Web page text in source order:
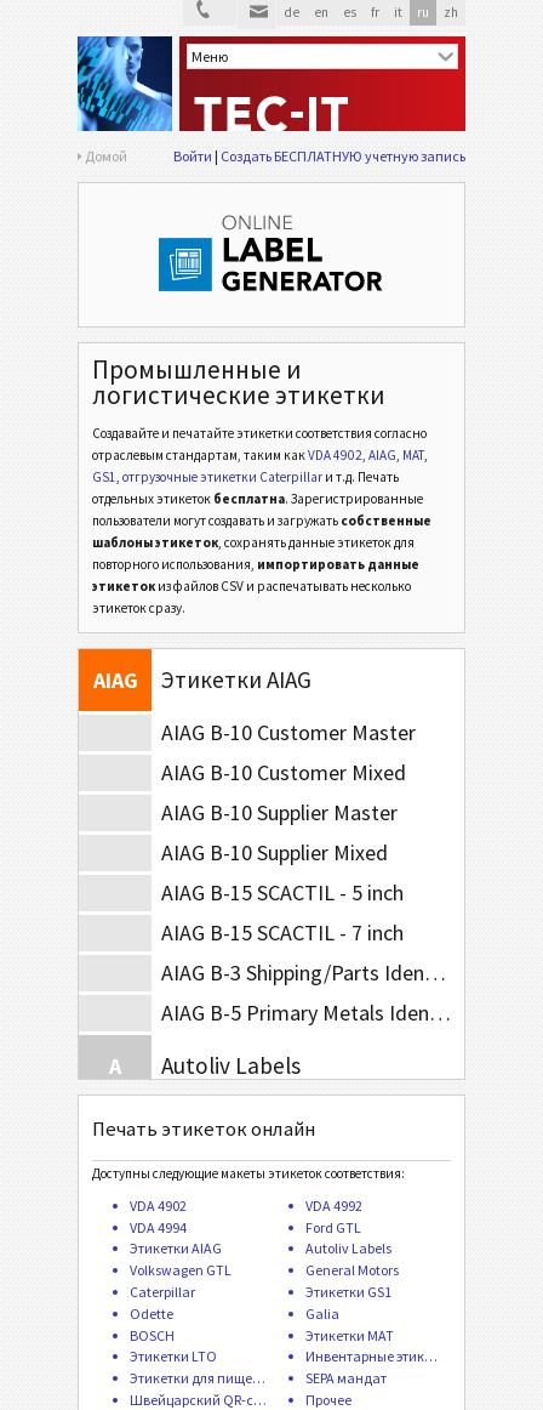
de en es fr it ru zh
Домой Войти Создать БЕСПЛАТНУЮ учетную запись
Промышленные и
логистические этикетки
Создавайте и печатайте этикетки соответствия согласно
отраслевым стандартам, таким какVDA 4902, AIAG, MAT,
GS1, отгрузочные этикетки Caterpillar и т.д. Печать
отдельных этикеток бесплатна. Зарегистрированные
пользователи могут создавать и загружать собственные
шаблоны этикеток, сохранять данные этикеток для
повторного использования, импортировать данные
этикеток из файлов CSV и распечатывать несколько
этикеток сразу.
VDA VDA 4992
VDA VDA 4994
F Ford GTL
AIAG Этикетки AIAG
AIAG B-10 Customer Master
AIAG B-10 Customer Mixed
AIAG B-10 Supplier Master
AIAG B-10 Supplier Mixed
AIAG B-15 SCACTIL - 5 inch
AIAG B-15 SCACTIL - 7 inch
AIAG B-3 Shipping/Parts Identification Label
AIAG B-5 Primary Metals Identification Tag
A
Autoliv Labels
VW Volkswagen GTL
GM General Motors
CAT Caterpillar
GS1 Этикетки GS1
O Odette
Печать этикеток онлайн
Доступны следующие макеты этикеток соответствия:
VDA 4902
VDA 4992
VDA 4994
Ford GTL
Этикетки AIAG
Autoliv Labels
Volkswagen GTL
General Motors
Caterpillar
Этикетки GS1
Odette
Galia
BOSCH
Этикетки MAT
Этикетки LTO
Инвентарные этикетки
Этикетки для пищевых продуктов
SEPA мандат
Швейцарский QR-счет
Прочее